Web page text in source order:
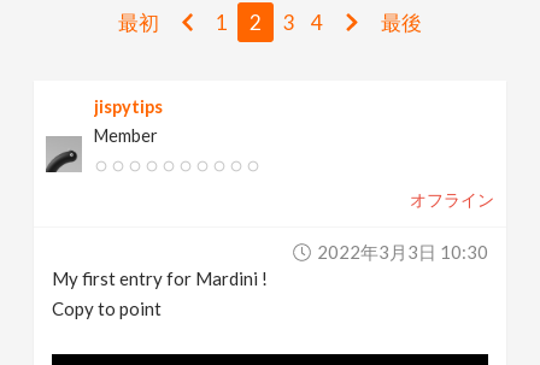
最初 1 2 3 4 最後
jispytips
Member
オフライン
2022年3月3日 10:30
My first entry for Mardini !
Copy to point